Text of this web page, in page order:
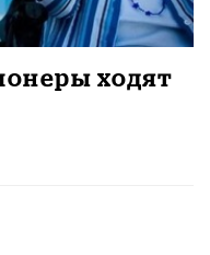
ходят